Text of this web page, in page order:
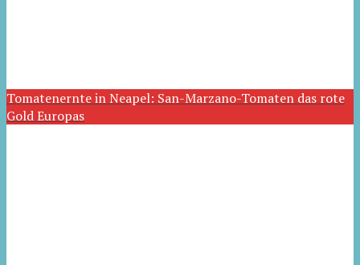
Tomatenernte in Neapel: San-Marzano-Tomaten das rote
Gold Europas